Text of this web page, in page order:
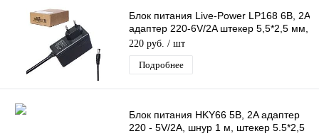
Блок питания Live-Power LP168 6В, 2A
адаптер 220-6V/2A штекер 5,5*2,5 мм,
внешн(+)внутр(-) для весов
220 руб. / шт
Подробнее
Блок питания HKY66 5В, 2A адаптер
220 - 5V/2A, шнур 1 м, штекер 5.5*2,5